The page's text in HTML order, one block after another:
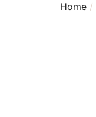
Home /